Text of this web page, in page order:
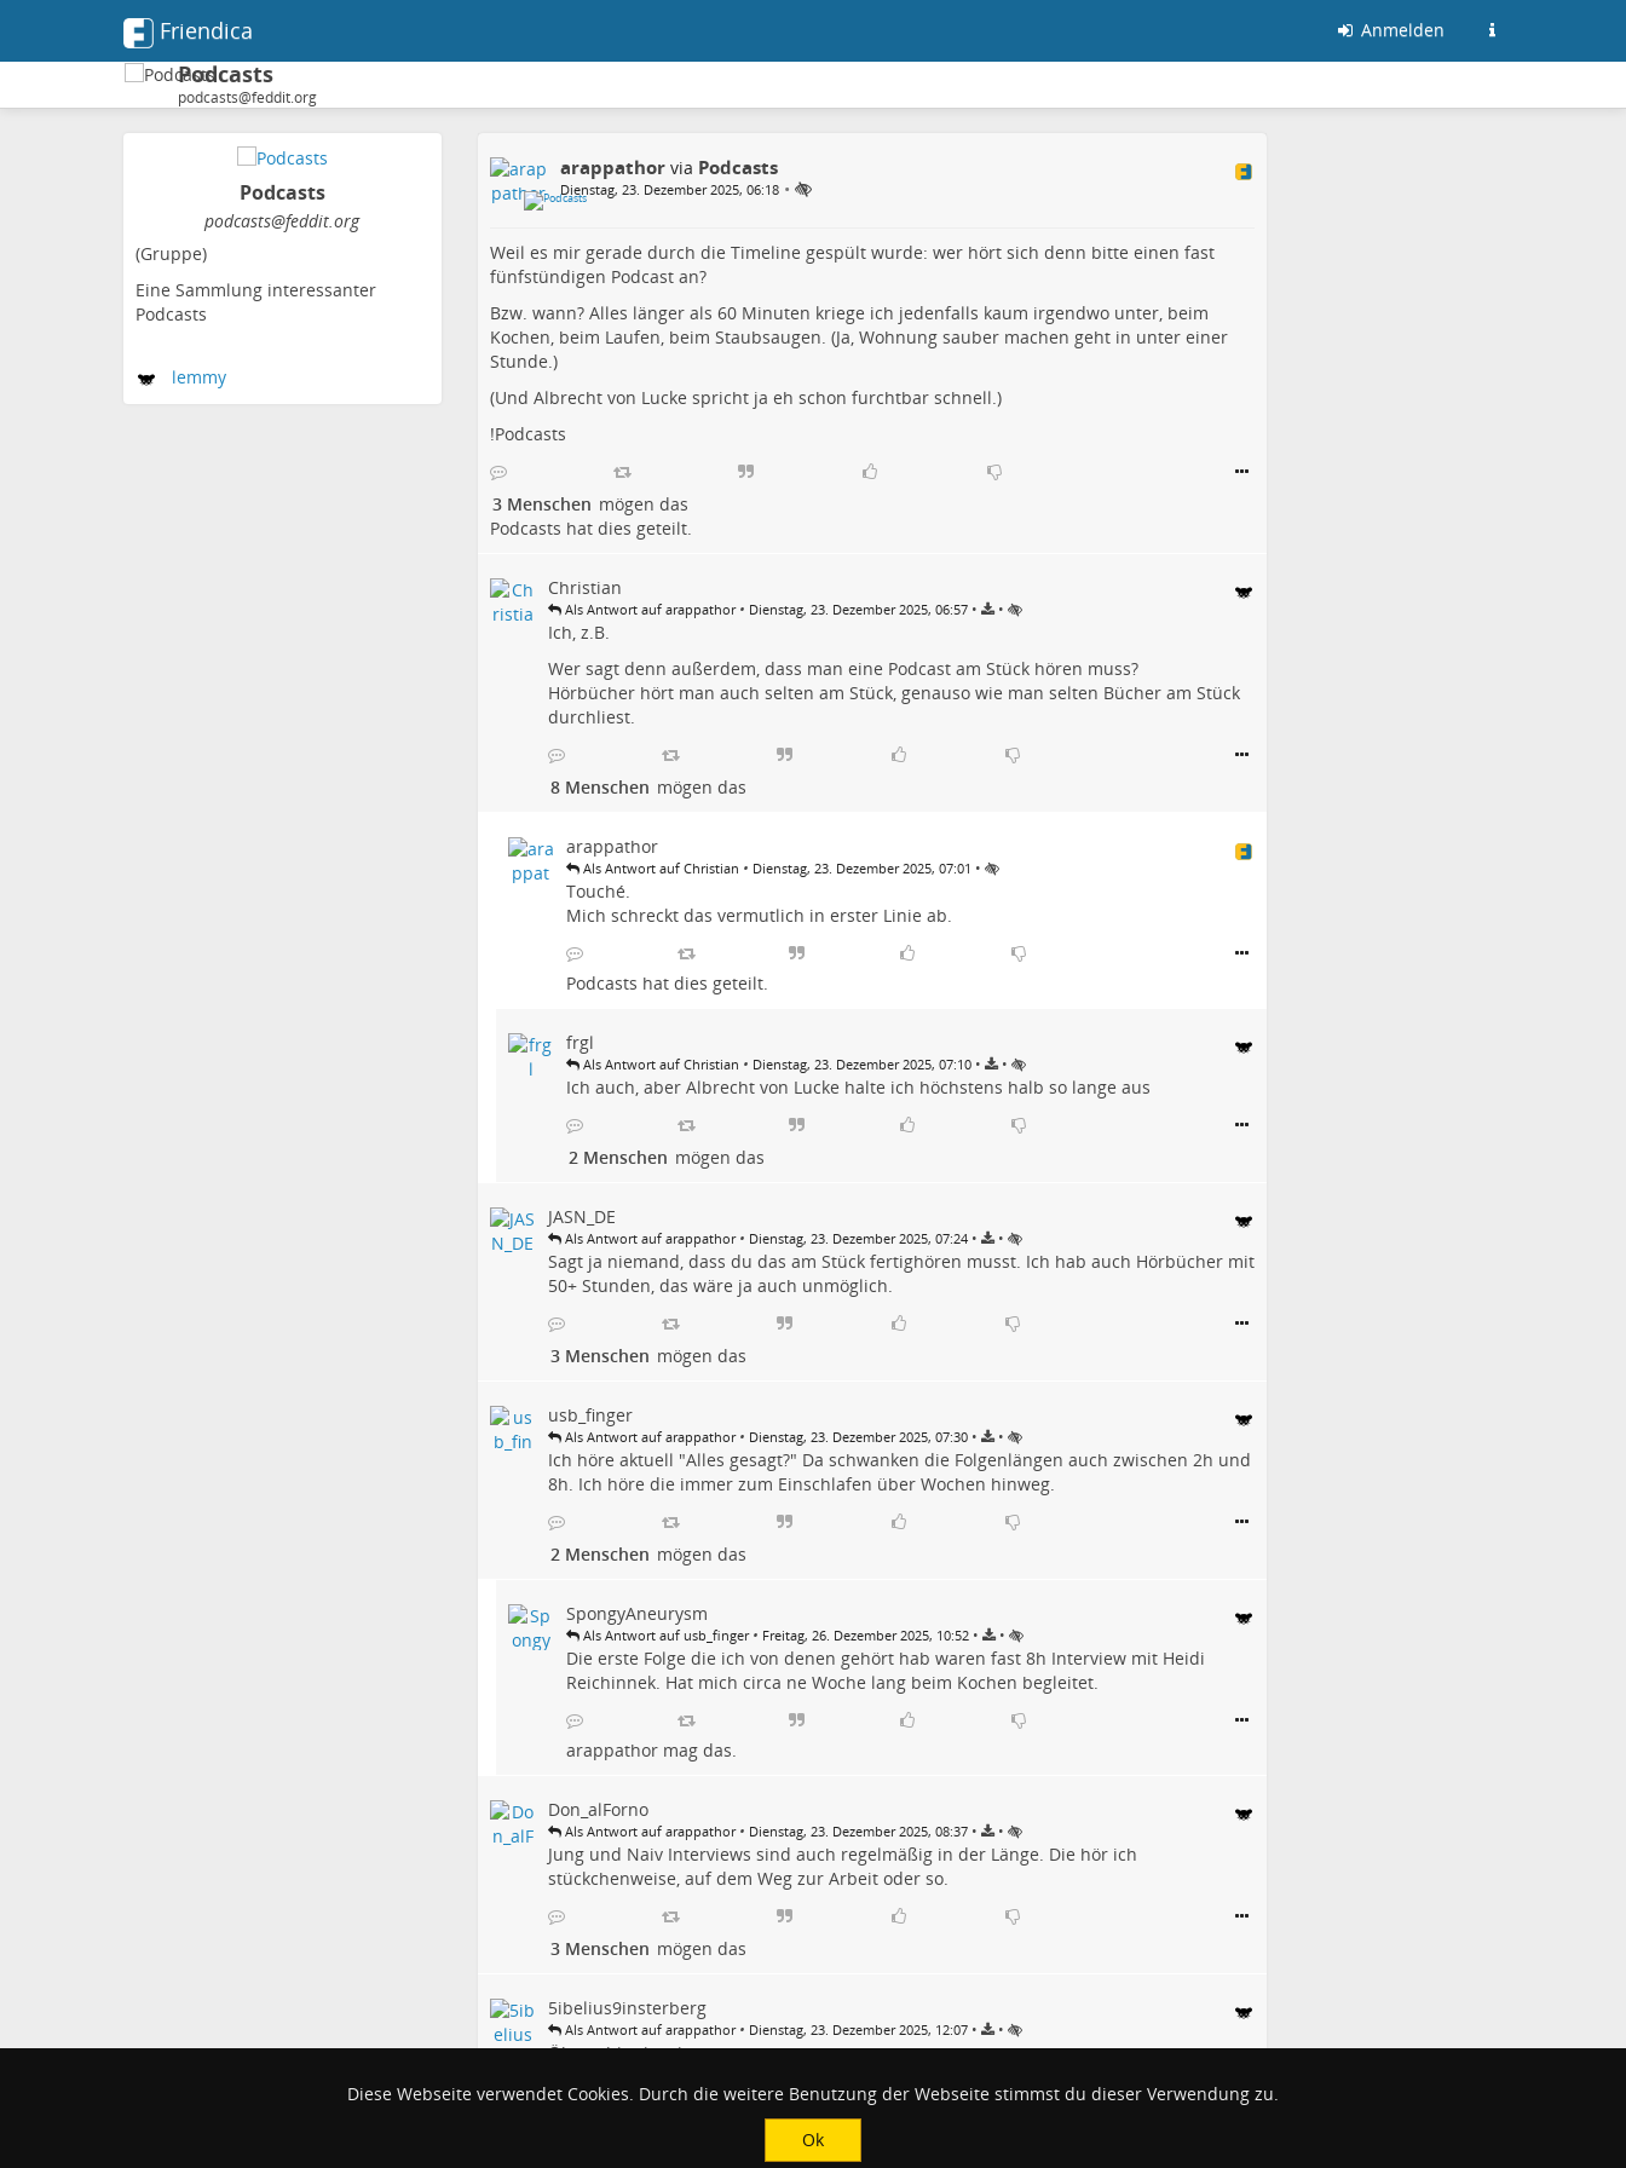
Friendica Anmelden
Podcasts
podcasts@feddit.org
Podcasts
podcasts@feddit.org
(Gruppe)
Eine Sammlung interessanter
Podcasts
lemmy
arappathor via Podcasts
Dienstag, 23. Dezember 2025, 06:18 •
Weil es mir gerade durch die Timeline gespült wurde: wer hört sich denn bitte einen fast
fünfstündigen Podcast an?
Bzw. wann? Alles länger als 60 Minuten kriege ich jedenfalls kaum irgendwo unter, beim
Kochen, beim Laufen, beim Staubsaugen. (Ja, Wohnung sauber machen geht in unter einer
Stunde.)
(Und Albrecht von Lucke spricht ja eh schon furchtbar schnell.)
!Podcasts
3 Menschen mögen das
Podcasts hat dies geteilt.
Christian
Als Antwort auf arappathor • Dienstag, 23. Dezember 2025, 06:57 • •
Ich, z.B.
Wer sagt denn außerdem, dass man eine Podcast am Stück hören muss?
Hörbücher hört man auch selten am Stück, genauso wie man selten Bücher am Stück
durchliest.
8 Menschen mögen das
arappathor
Als Antwort auf Christian • Dienstag, 23. Dezember 2025, 07:01 •
Touché.
Mich schreckt das vermutlich in erster Linie ab.
Podcasts hat dies geteilt.
frgl
Als Antwort auf Christian • Dienstag, 23. Dezember 2025, 07:10 • •
Ich auch, aber Albrecht von Lucke halte ich höchstens halb so lange aus
2 Menschen mögen das
JASN_DE
Als Antwort auf arappathor • Dienstag, 23. Dezember 2025, 07:24 • •
Sagt ja niemand, dass du das am Stück fertighören musst. Ich hab auch Hörbücher mit
50+ Stunden, das wäre ja auch unmöglich.
3 Menschen mögen das
usb_finger
Als Antwort auf arappathor • Dienstag, 23. Dezember 2025, 07:30 • •
Ich höre aktuell "Alles gesagt?" Da schwanken die Folgenlängen auch zwischen 2h und
8h. Ich höre die immer zum Einschlafen über Wochen hinweg.
2 Menschen mögen das
SpongyAneurysm
Als Antwort auf usb_finger • Freitag, 26. Dezember 2025, 10:52 • •
Die erste Folge die ich von denen gehört hab waren fast 8h Interview mit Heidi
Reichinnek. Hat mich circa ne Woche lang beim Kochen begleitet.
arappathormag das.
Don_alForno
Als Antwort auf arappathor • Dienstag, 23. Dezember 2025, 08:37 • •
Jung und Naiv Interviews sind auch regelmäßig in der Länge. Die hör ich
stückchenweise, auf dem Weg zur Arbeit oder so.
3 Menschen mögen das
5ibelius9insterberg
Als Antwort auf arappathor • Dienstag, 23. Dezember 2025, 12:07 • •
Öhm… hier ist einer.
Diese Webseite verwendet Cookies. Durch die weitere Benutzung der Webseite stimmst du dieser Verwendung zu.
Ok